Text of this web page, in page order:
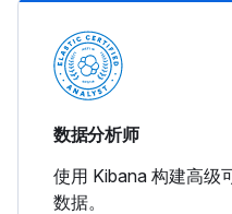
数据分析师
使用 Kibana 构建高级
数据。